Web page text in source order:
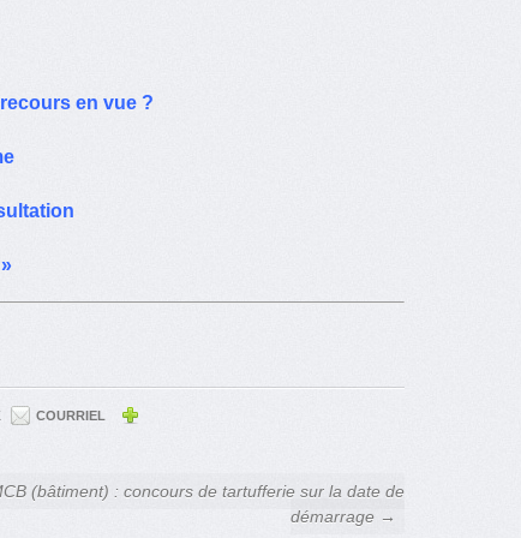
en vue ?
COURRIEL
(bâtiment) : concours de tartufferie sur la date de
démarrage →